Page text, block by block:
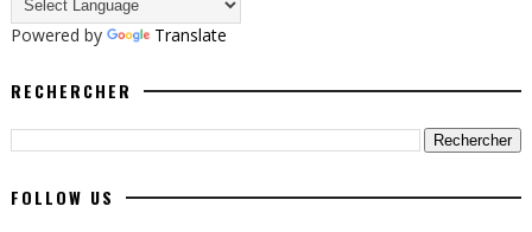
Powered by Translate
RECHERCHER
FOLLOW US